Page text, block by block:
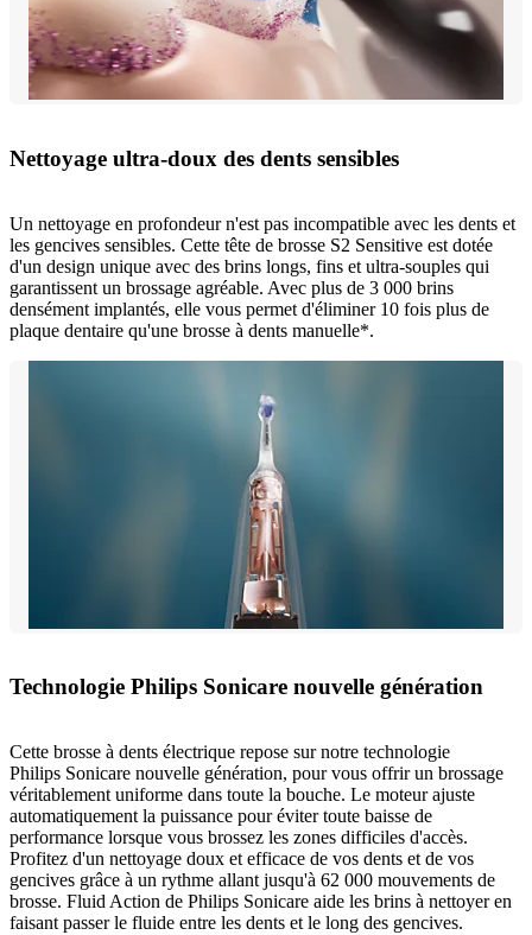
Nettoyage ultra-doux des dents sensibles
Un nettoyage en profondeur n'est pas incompatible avec les dents et
les gencives sensibles. Cette tête de brosse S2 Sensitive est dotée
d'un design unique avec des brins longs, fins et ultra-souples qui
garantissent un brossage agréable. Avec plus de 3 000 brins
densément implantés, elle vous permet d'éliminer 10 fois plus de
plaque dentaire qu'une brosse à dents manuelle*.
Technologie Philips Sonicare nouvelle génération
Cette brosse à dents électrique repose sur notre technologie
Philips Sonicare nouvelle génération, pour vous offrir un brossage
véritablement uniforme dans toute la bouche. Le moteur ajuste
automatiquement la puissance pour éviter toute baisse de
performance lorsque vous brossez les zones difficiles d'accès.
Profitez d'un nettoyage doux et efficace de vos dents et de vos
gencives grâce à un rythme allant jusqu'à 62 000 mouvements de
brosse. Fluid Action de Philips Sonicare aide les brins à nettoyer en
faisant passer le fluide entre les dents et le long des gencives.